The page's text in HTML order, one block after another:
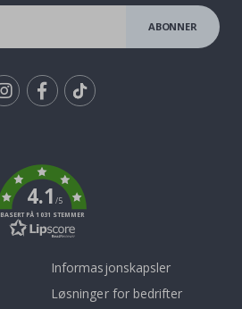
ABONNER
4.1/5
BASERT PÅ 1031 STEMMER
Informasjonskapsler
Løsninger for bedrifter